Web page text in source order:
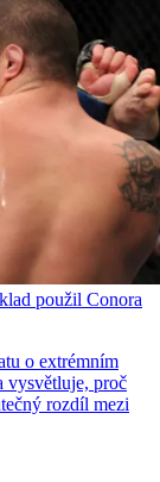
použil Conora
o extrémním
vysvětluje, proč
rozdíl mezi